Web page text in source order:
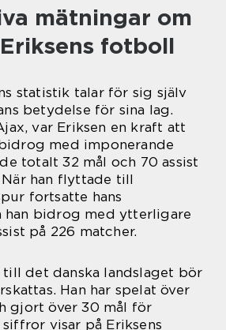
mätningar om
fotboll
statistik talar för sig själv
betydelse för sina lag.
var Eriksen en kraft att
med imponerande
totalt 32 mål och 70 assist
När han flyttade till
fortsatte hans
han bidrog med ytterligare
på 226 matcher.
till det danska landslaget bör
Han har spelat över
gjort över 30 mål för
siffror visar på Eriksens